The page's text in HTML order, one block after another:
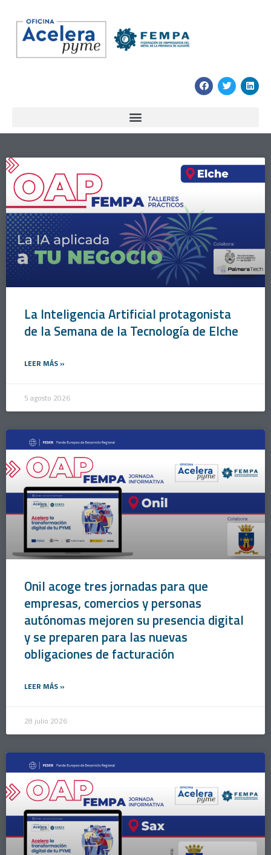
La Inteligencia Artificial protagonista
de la Semana de la Tecnología de Elche
LEER MÁS »
5 agosto 2026
Onil acoge tres jornadas para que
empresas, comercios y personas
autónomas mejoren su presencia digital
y se preparen para las nuevas
obligaciones de facturación
LEER MÁS »
28 julio 2026